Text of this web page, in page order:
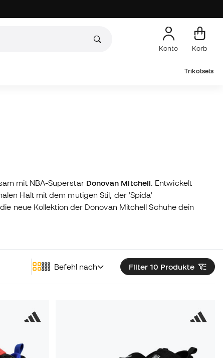
Konto Korb
Trikotsets
mit NBA-Superstar Donovan Mitchell. Entwickelt
Halt mit dem mutigen Stil, der 'Spida'
neue Kollektion der Donovan Mitchell Schuhe dein
Filter 10 Produkte
Befehl nach